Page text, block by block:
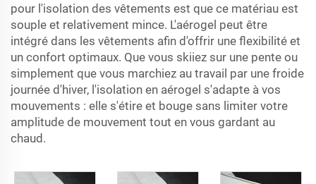
pour l'isolation des vêtements est que ce matériau est
souple et relativement mince. L'aérogel peut être
intégré dans les vêtements afin d'offrir une flexibilité et
un confort optimaux. Que vous skiiez sur une pente ou
simplement que vous marchiez au travail par une froide
journée d'hiver, l'isolation en aérogel s'adapte à vos
mouvements : elle s'étire et bouge sans limiter votre
amplitude de mouvement tout en vous gardant au
chaud.